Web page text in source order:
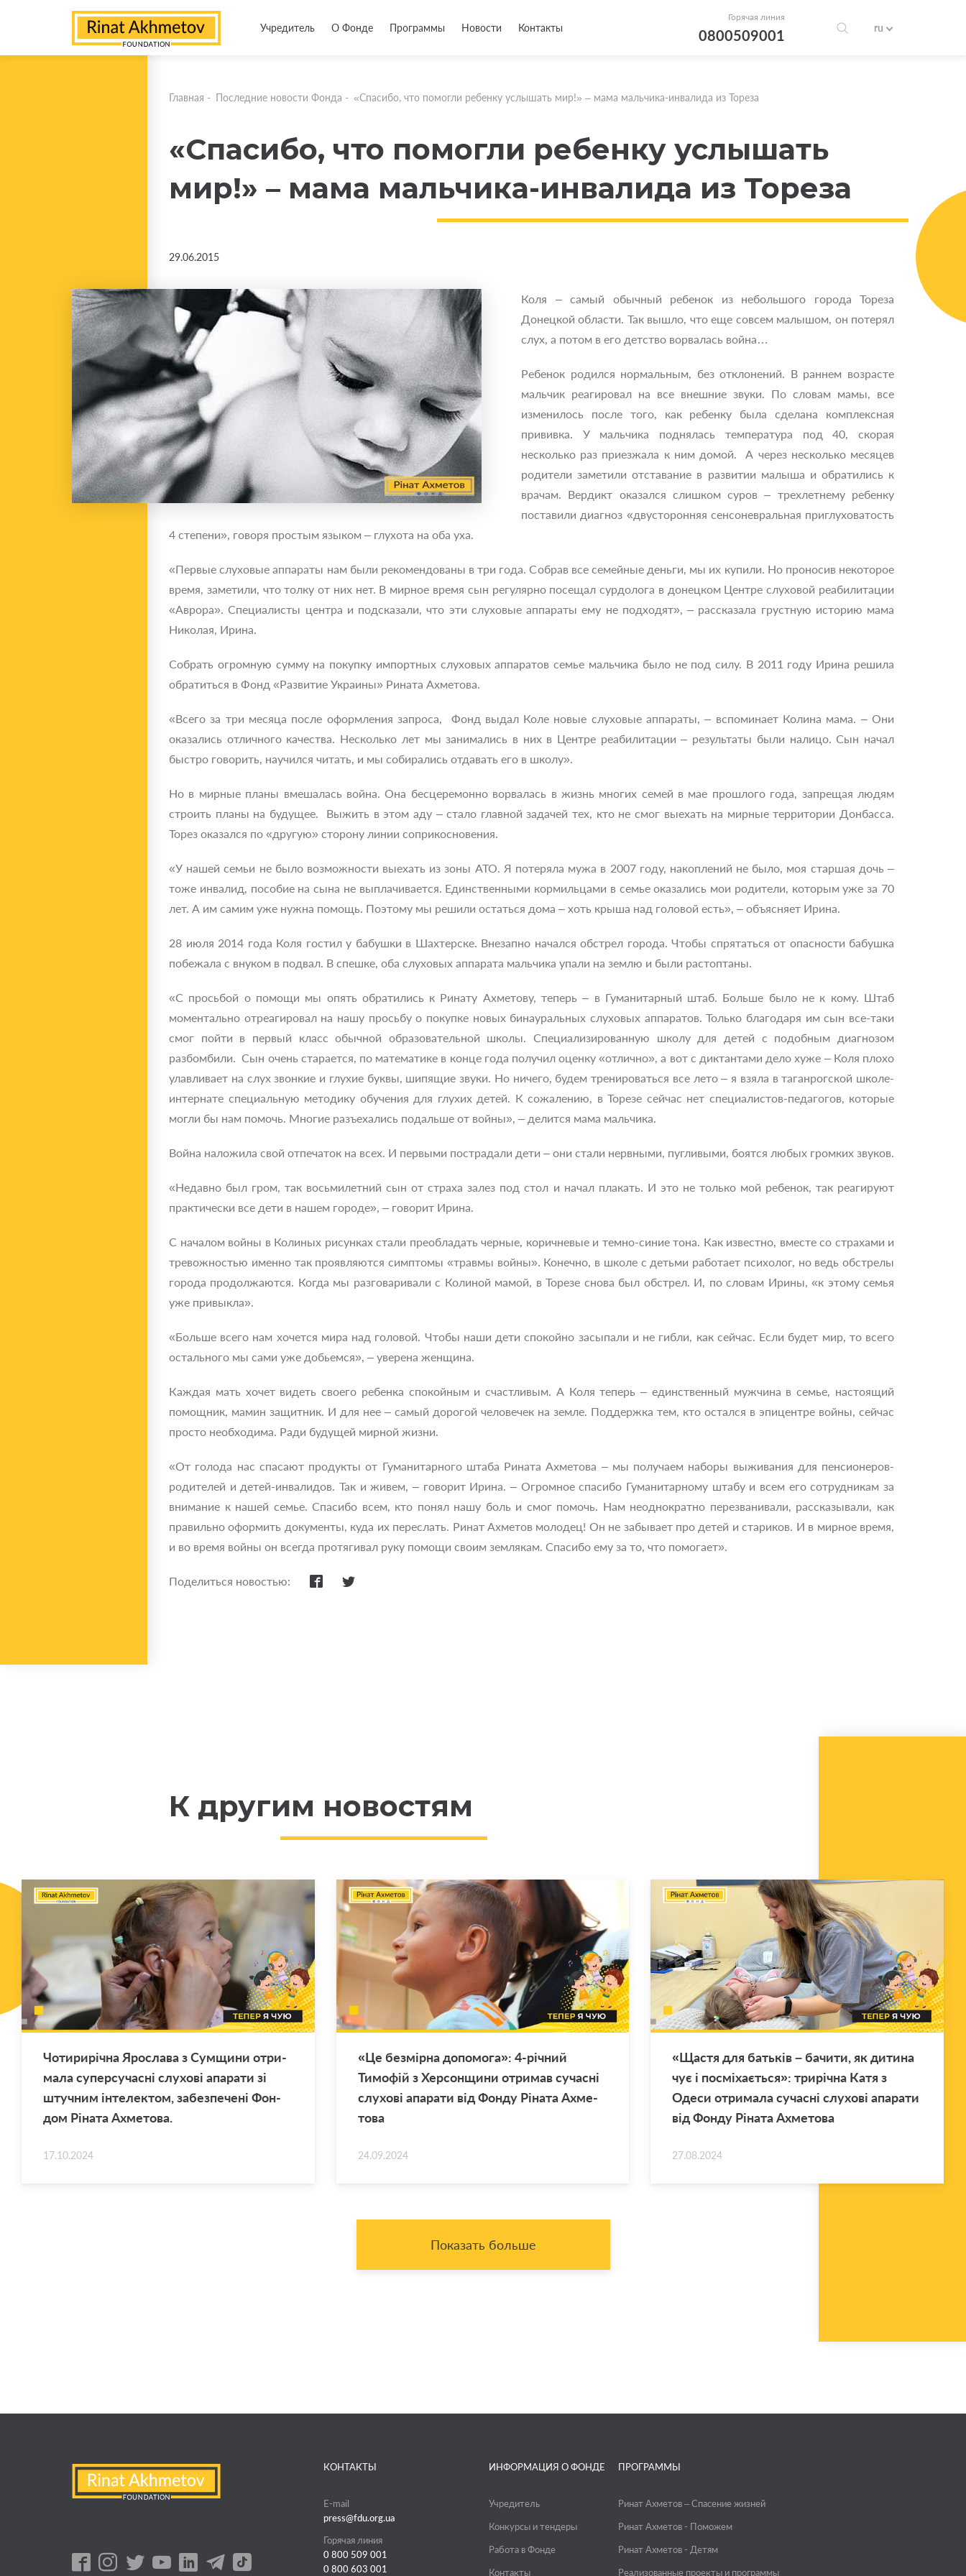
Учредитель О Фонде Программы Новости Контакты
Горячая линия
0800509001 ru
Главная - Последние новости Фонда - «Спасибо, что помогли ребенку услышать мир!» – мама мальчика-инвалида из Тореза
«Спасибо, что помогли ребенку услышать
мир!» – мама мальчика-инвалида из Тореза
29.06.2015
Коля – самый обычный ребенок из небольшого города Тореза
Донецкой области. Так вышло, что еще совсем малышом, он потерял
слух, а потом в его детство ворвалась война…
Ребенок родился нормальным, без отклонений. В раннем возрасте
мальчик реагировал на все внешние звуки. По словам мамы, все
изменилось после того, как ребенку была сделана комплексная
прививка. У мальчика поднялась температура под 40, скорая
несколько раз приезжала к ним домой. А через несколько месяцев
родители заметили отставание в развитии малыша и обратились к
врачам. Вердикт оказался слишком суров – трехлетнему ребенку
поставили диагноз «двусторонняя сенсоневральная приглуховатость
4 степени», говоря простым языком – глухота на оба уха.
«Первые слуховые аппараты нам были рекомендованы в три года. Собрав все семейные деньги, мы их купили. Но проносив некоторое
время, заметили, что толку от них нет. В мирное время сын регулярно посещал сурдолога в донецком Центре слуховой реабилитации
«Аврора». Специалисты центра и подсказали, что эти слуховые аппараты ему не подходят», – рассказала грустную историю мама
Николая, Ирина.
Собрать огромную сумму на покупку импортных слуховых аппаратов семье мальчика было не под силу. В 2011 году Ирина решила
обратиться в Фонд «Развитие Украины» Рината Ахметова.
«Всего за три месяца после оформления запроса, Фонд выдал Коле новые слуховые аппараты, – вспоминает Колина мама. – Они
оказались отличного качества. Несколько лет мы занимались в них в Центре реабилитации – результаты были налицо. Сын начал
быстро говорить, научился читать, и мы собирались отдавать его в школу».
Но в мирные планы вмешалась война. Она бесцеремонно ворвалась в жизнь многих семей в мае прошлого года, запрещая людям
строить планы на будущее. Выжить в этом аду – стало главной задачей тех, кто не смог выехать на мирные территории Донбасса.
Торез оказался по «другую» сторону линии соприкосновения.
«У нашей семьи не было возможности выехать из зоны АТО. Я потеряла мужа в 2007 году, накоплений не было, моя старшая дочь –
тоже инвалид, пособие на сына не выплачивается. Единственными кормильцами в семье оказались мои родители, которым уже за 70
лет. А им самим уже нужна помощь. Поэтому мы решили остаться дома – хоть крыша над головой есть», – объясняет Ирина.
28 июля 2014 года Коля гостил у бабушки в Шахтерске. Внезапно начался обстрел города. Чтобы спрятаться от опасности бабушка
побежала с внуком в подвал. В спешке, оба слуховых аппарата мальчика упали на землю и были растоптаны.
«С просьбой о помощи мы опять обратились к Ринату Ахметову, теперь – в Гуманитарный штаб. Больше было не к кому. Штаб
моментально отреагировал на нашу просьбу о покупке новых бинауральных слуховых аппаратов. Только благодаря им сын все-таки
смог пойти в первый класс обычной образовательной школы. Специализированную школу для детей с подобным диагнозом
разбомбили. Сын очень старается, по математике в конце года получил оценку «отлично», а вот с диктантами дело хуже – Коля плохо
улавливает на слух звонкие и глухие буквы, шипящие звуки. Но ничего, будем тренироваться все лето – я взяла в таганрогской школе-
интернате специальную методику обучения для глухих детей. К сожалению, в Торезе сейчас нет специалистов-педагогов, которые
могли бы нам помочь. Многие разъехались подальше от войны», – делится мама мальчика.
Война наложила свой отпечаток на всех. И первыми пострадали дети – они стали нервными, пугливыми, боятся любых громких звуков.
«Недавно был гром, так восьмилетний сын от страха залез под стол и начал плакать. И это не только мой ребенок, так реагируют
практически все дети в нашем городе», – говорит Ирина.
С началом войны в Колиных рисунках стали преобладать черные, коричневые и темно-синие тона. Как известно, вместе со страхами и
тревожностью именно так проявляются симптомы «травмы войны». Конечно, в школе с детьми работает психолог, но ведь обстрелы
города продолжаются. Когда мы разговаривали с Колиной мамой, в Торезе снова был обстрел. И, по словам Ирины, «к этому семья
уже привыкла».
«Больше всего нам хочется мира над головой. Чтобы наши дети спокойно засыпали и не гибли, как сейчас. Если будет мир, то всего
остального мы сами уже добьемся», – уверена женщина.
Каждая мать хочет видеть своего ребенка спокойным и счастливым. А Коля теперь – единственный мужчина в семье, настоящий
помощник, мамин защитник. И для нее – самый дорогой человечек на земле. Поддержка тем, кто остался в эпицентре войны, сейчас
просто необходима. Ради будущей мирной жизни.
«От голода нас спасают продукты от Гуманитарного штаба Рината Ахметова – мы получаем наборы выживания для пенсионеров-
родителей и детей-инвалидов. Так и живем, – говорит Ирина. – Огромное спасибо Гуманитарному штабу и всем его сотрудникам за
внимание к нашей семье. Спасибо всем, кто понял нашу боль и смог помочь. Нам неоднократно перезванивали, рассказывали, как
правильно оформить документы, куда их переслать. Ринат Ахметов молодец! Он не забывает про детей и стариков. И в мирное время,
и во время войны он всегда протягивал руку помощи своим землякам. Спасибо ему за то, что помогает».
Поделиться новостью:
К другим новостям
Чо­ти­рирічна Яро­сла­ва з Сум­щи­ни от­ри­
ма­ла су­пер­су­часні слу­хові апа­ра­ти зі
штуч­ним інте­лек­том, за­без­пе­чені Фон­
дом Ріната Ах­ме­то­ва.
17.10.2024
«Це безмірна до­по­мо­га»: 4-річний
Тимофій з Хер­сон­щи­ни от­ри­мав су­часні
слу­хові апа­ра­ти від Фонду Ріната Ах­ме­
то­ва
24.09.2024
«Щастя для батьків – ба­чи­ти, як ди­ти­на
чує і посміхається»: трирічна Катя з
Одеси от­ри­ма­ла су­часні слу­хові апа­ра­ти
від Фонду Ріната Ах­ме­то­ва
27.08.2024
Показать больше
КОНТАКТЫ
E-mail
press@fdu.org.ua
Горячая линия
0 800 509 001
0 800 603 001
ИНФОРМАЦИЯ О ФОНДЕ
Учредитель
Конкурсы и тендеры
Работа в Фонде
Контакты
ПРОГРАММЫ
Ринат Ахметов – Спасение жизней
Ринат Ахметов - Поможем
Ринат Ахметов - Детям
Реализованные проекты и программы